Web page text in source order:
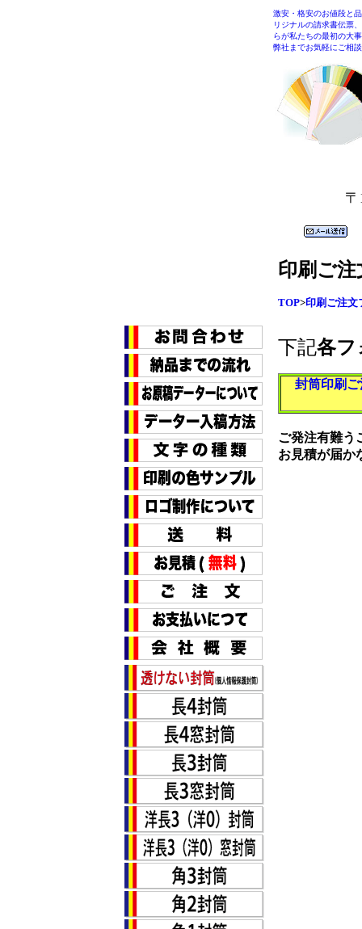
激安・格安のお値段と
リジナルの請求書伝票
らが私たちの最初の大
弊社までお気軽にご相
印刷ご
TOP>印刷ご注文
下記各フ
封筒印刷
ご発注有難う
お見積が届か